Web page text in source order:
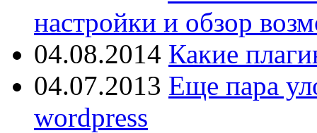
настройки и обзор
04.08.2014 Какие
04.07.2013 Еще пара
wordpress